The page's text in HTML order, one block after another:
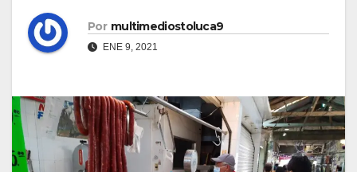
Por multimediostoluca9
ENE 9, 2021